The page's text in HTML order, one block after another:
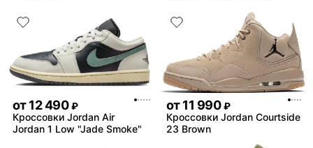
от12 490 ₽
Кроссовки Jordan Air
Jordan 1 Low "Jade Smoke"
от11 990 ₽
Кроссовки Jordan Courtside
23 Brown